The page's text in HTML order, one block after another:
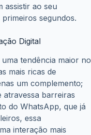
assistir ao seu
segundos.
Digital
tendência maior no
mais ricas de
um complemento;
atravessa barreiras
do WhatsApp, que já
essa
interação mais